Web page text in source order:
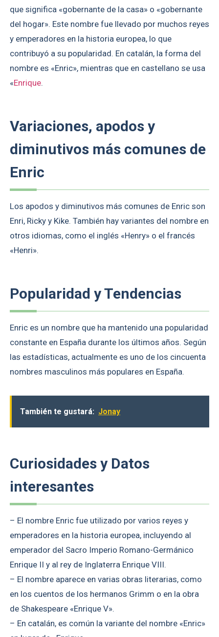
que significa «gobernante de la casa» o «gobernante
del hogar». Este nombre fue llevado por muchos reyes
y emperadores en la historia europea, lo que
contribuyó a su popularidad. En catalán, la forma del
nombre es «Enric», mientras que en castellano se usa
«Enrique.
Variaciones, apodos y
diminutivos más comunes de
Enric
Los apodos y diminutivos más comunes de Enric son
Enri, Ricky y Kike. También hay variantes del nombre en
otros idiomas, como el inglés «Henry» o el francés
«Henri».
Popularidad y Tendencias
Enric es un nombre que ha mantenido una popularidad
constante en España durante los últimos años. Según
las estadísticas, actualmente es uno de los cincuenta
nombres masculinos más populares en España.
También te gustará: Jonay
Curiosidades y Datos
interesantes
– El nombre Enric fue utilizado por varios reyes y
emperadores en la historia europea, incluyendo al
emperador del Sacro Imperio Romano-Germánico
Enrique II y al rey de Inglaterra Enrique VIII.
– El nombre aparece en varias obras literarias, como
en los cuentos de los hermanos Grimm o en la obra
de Shakespeare «Enrique V».
– En catalán, es común la variante del nombre «Enric»